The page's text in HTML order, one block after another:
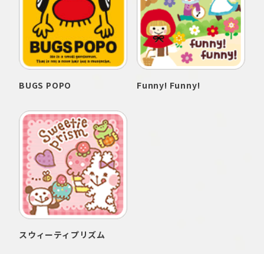
BUGS POPO Funny! Funny!
スウィーティプリズム